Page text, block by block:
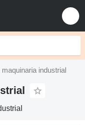
maquinaria industrial